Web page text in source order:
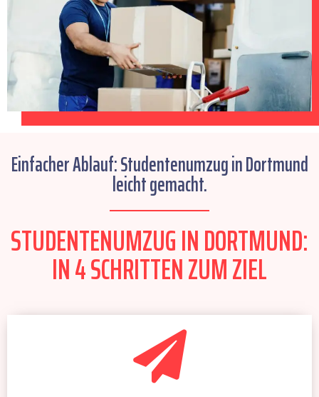
Einfacher Ablauf: Studentenumzug in Dortmund
leicht gemacht.
STUDENTENUMZUG IN DORTMUND:
IN 4 SCHRITTEN ZUM ZIEL